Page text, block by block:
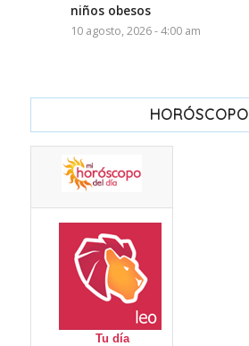
niños obesos
10 agosto, 2026 - 4:00 am
HORÓSCOPO